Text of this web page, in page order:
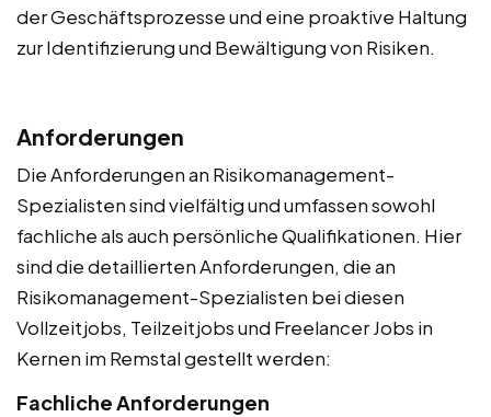
der Geschäftsprozesse und eine proaktive Haltung
zur Identifizierung und Bewältigung von Risiken.
Anforderungen
Die Anforderungen an Risikomanagement-
Spezialisten sind vielfältig und umfassen sowohl
fachliche als auch persönliche Qualifikationen. Hier
sind die detaillierten Anforderungen, die an
Risikomanagement-Spezialisten bei diesen
Vollzeitjobs, Teilzeitjobs und Freelancer Jobs in
Kernen im Remstal gestellt werden:
Fachliche Anforderungen